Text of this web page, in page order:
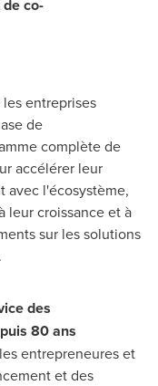
co-
entreprises
de
complète de
accélérer leur
avec l'écosystème,
leur croissance et à
sur les solutions
.
des
80 ans
entrepreneures et
et des